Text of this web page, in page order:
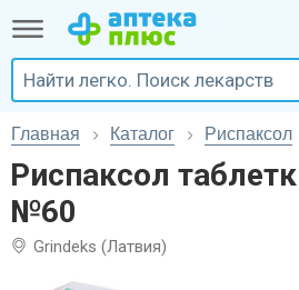
Главная Каталог Риспаксол
Риспаксол
№60
Grindeks (Латвия)